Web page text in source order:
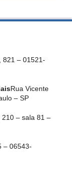
821 – 01521-
Rua Vicente
– SP
210 – sala 81 –
– 06543-